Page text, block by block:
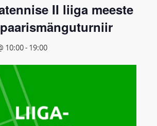
II liiga meeste
10:00-19:00